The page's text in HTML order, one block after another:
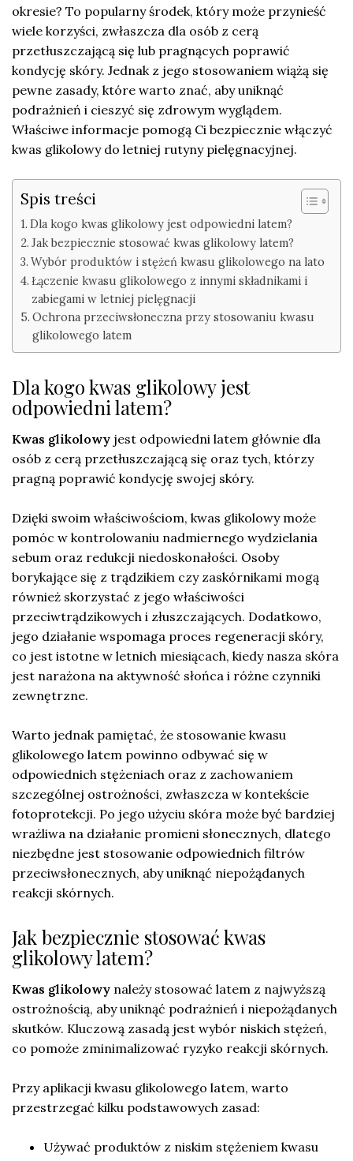
okresie? To popularny środek, który może przynieść
wiele korzyści, zwłaszcza dla osób z cerą
przetłuszczającą się lub pragnących poprawić
kondycję skóry. Jednak z jego stosowaniem wiążą się
pewne zasady, które warto znać, aby uniknąć
podrażnień i cieszyć się zdrowym wyglądem.
Właściwe informacje pomogą Ci bezpiecznie włączyć
kwas glikolowy do letniej rutyny pielęgnacyjnej.
Spis treści
Dla kogo kwas glikolowy jest odpowiedni latem?
Jak bezpiecznie stosować kwas glikolowy latem?
Wybór produktów i stężeń kwasu glikolowego na lato
Łączenie kwasu glikolowego z innymi składnikami i
zabiegami w letniej pielęgnacji
Ochrona przeciwsłoneczna przy stosowaniu kwasu
glikolowego latem
Dla kogo kwas glikolowy jest
odpowiedni latem?
Kwas glikolowy jest odpowiedni latem głównie dla
osób z cerą przetłuszczającą się oraz tych, którzy
pragną poprawić kondycję swojej skóry.
Dzięki swoim właściwościom, kwas glikolowy może
pomóc w kontrolowaniu nadmiernego wydzielania
sebum oraz redukcji niedoskonałości. Osoby
borykające się z trądzikiem czy zaskórnikami mogą
również skorzystać z jego właściwości
przeciwtrądzikowych i złuszczających. Dodatkowo,
jego działanie wspomaga proces regeneracji skóry,
co jest istotne w letnich miesiącach, kiedy nasza skóra
jest narażona na aktywność słońca i różne czynniki
zewnętrzne.
Warto jednak pamiętać, że stosowanie kwasu
glikolowego latem powinno odbywać się w
odpowiednich stężeniach oraz z zachowaniem
szczególnej ostrożności, zwłaszcza w kontekście
fotoprotekcji. Po jego użyciu skóra może być bardziej
wrażliwa na działanie promieni słonecznych, dlatego
niezbędne jest stosowanie odpowiednich filtrów
przeciwsłonecznych, aby uniknąć niepożądanych
reakcji skórnych.
Jak bezpiecznie stosować kwas
glikolowy latem?
Kwas glikolowy należy stosować latem z najwyższą
ostrożnością, aby uniknąć podrażnień i niepożądanych
skutków. Kluczową zasadą jest wybór niskich stężeń,
co pomoże zminimalizować ryzyko reakcji skórnych.
Przy aplikacji kwasu glikolowego latem, warto
przestrzegać kilku podstawowych zasad:
Używać produktów z niskim stężeniem kwasu